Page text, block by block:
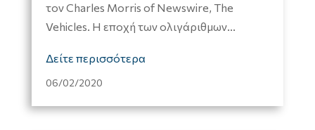
06/02/2020
τον Charles Morris of Newswire, The
Vehicles. Η εποχή των ολιγάριθμων...
Δείτε περισσότερα